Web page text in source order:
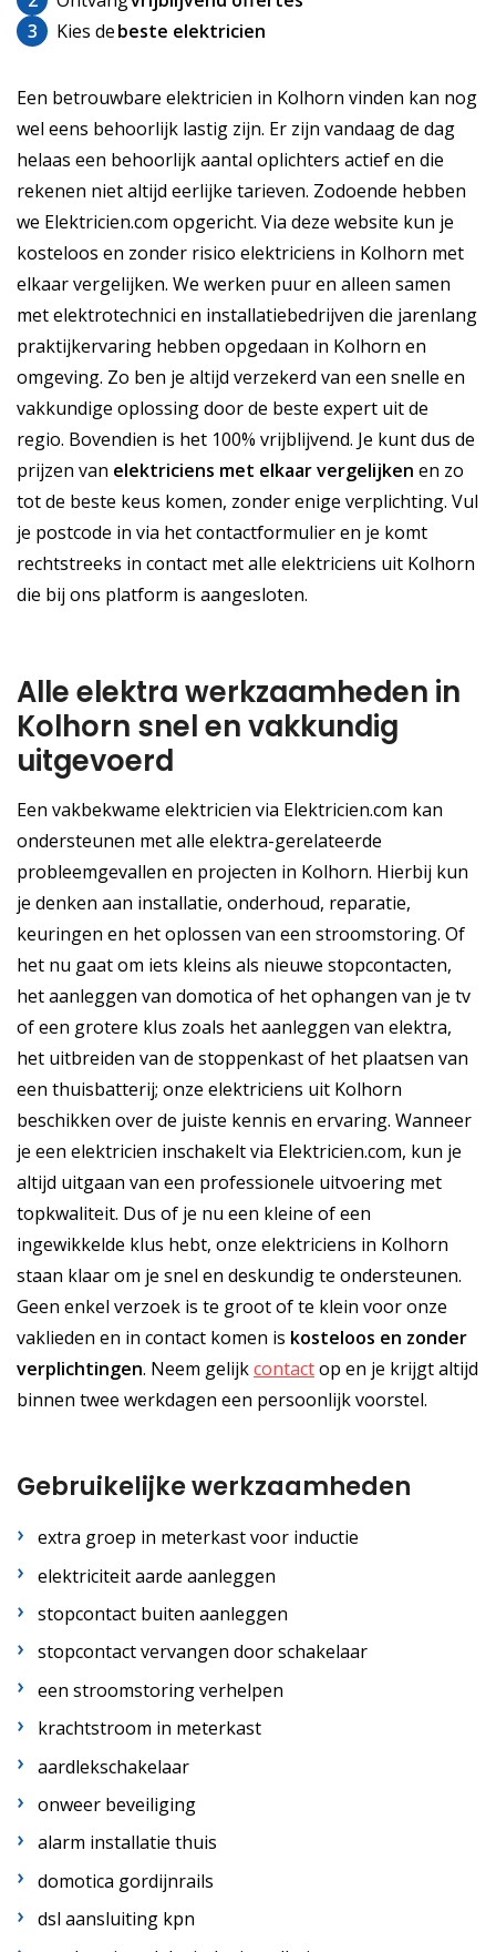
3
Kies debeste elektricien
Een betrouwbare elektricien in Kolhorn vinden kan nog
wel eens behoorlijk lastig zijn. Er zijn vandaag de dag
helaas een behoorlijk aantal oplichters actief en die
rekenen niet altijd eerlijke tarieven. Zodoende hebben
we Elektricien.com opgericht. Via deze website kun je
kosteloos en zonder risico elektriciens in Kolhorn met
elkaar vergelijken. We werken puur en alleen samen
met elektrotechnici en installatiebedrijven die jarenlang
praktijkervaring hebben opgedaan in Kolhorn en
omgeving. Zo ben je altijd verzekerd van een snelle en
vakkundige oplossing door de beste expert uit de
regio. Bovendien is het 100% vrijblijvend. Je kunt dus de
prijzen van elektriciens met elkaar vergelijken en zo
tot de beste keus komen, zonder enige verplichting. Vul
je postcode in via het contactformulier en je komt
rechtstreeks in contact met alle elektriciens uit Kolhorn
die bij ons platform is aangesloten.
Alle elektra werkzaamheden in
Kolhorn snel en vakkundig
uitgevoerd
Een vakbekwame elektricien via Elektricien.com kan
ondersteunen met alle elektra-gerelateerde
probleemgevallen en projecten in Kolhorn. Hierbij kun
je denken aan installatie, onderhoud, reparatie,
keuringen en het oplossen van een stroomstoring. Of
het nu gaat om iets kleins als nieuwe stopcontacten,
het aanleggen van domotica of het ophangen van je tv
of een grotere klus zoals het aanleggen van elektra,
het uitbreiden van de stoppenkast of het plaatsen van
een thuisbatterij; onze elektriciens uit Kolhorn
beschikken over de juiste kennis en ervaring. Wanneer
je een elektricien inschakelt via Elektricien.com, kun je
altijd uitgaan van een professionele uitvoering met
topkwaliteit. Dus of je nu een kleine of een
ingewikkelde klus hebt, onze elektriciens in Kolhorn
staan klaar om je snel en deskundig te ondersteunen.
Geen enkel verzoek is te groot of te klein voor onze
vaklieden en in contact komen is kosteloos en zonder
verplichtingen. Neem gelijkcontactop en je krijgt altijd
binnen twee werkdagen een persoonlijk voorstel.
Gebruikelijke werkzaamheden
extra groep in meterkast voor inductie
elektriciteit aarde aanleggen
stopcontact buiten aanleggen
stopcontact vervangen door schakelaar
een stroomstoring verhelpen
krachtstroom in meterkast
aardlekschakelaar
onweer beveiliging
alarm installatie thuis
domotica gordijnrails
dsl aansluiting kpn